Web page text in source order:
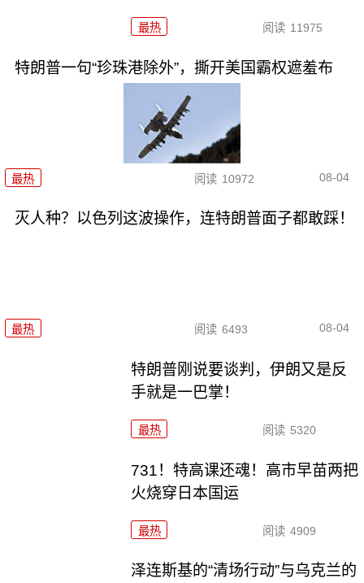
最热 阅读 11975
特朗普一句“珍珠港除外”，撕开美国霸权遮羞布
最热 阅读 10972 08-04
灭人种？以色列这波操作，连特朗普面子都敢踩！
最热 阅读 6493 08-04
特朗普刚说要谈判，伊朗又是反
手就是一巴掌！
最热 阅读 5320
731！特高课还魂！高市早苗两把
火烧穿日本国运
最热 阅读 4909
泽连斯基的“清场行动”与乌克兰的